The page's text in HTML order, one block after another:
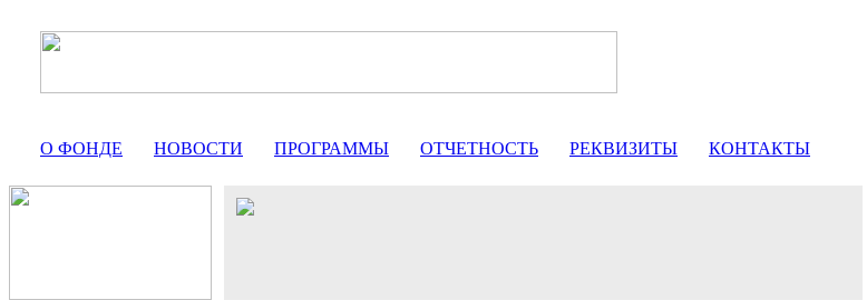
О ФОНДЕ НОВОСТИ ПРОГРАММЫ ОТЧЕТНОСТЬ РЕКВИЗИТЫ КОНТАКТЫ